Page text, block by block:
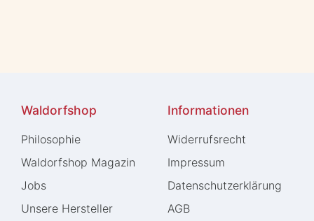
Waldorfshop
Philosophie
Waldorfshop Magazin
Jobs
Unsere Hersteller
Informationen
Widerrufs­recht
Impressum
Daten­schutz­erklärung
AGB